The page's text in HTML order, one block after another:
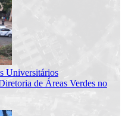
Universitários
de Áreas Verdes no